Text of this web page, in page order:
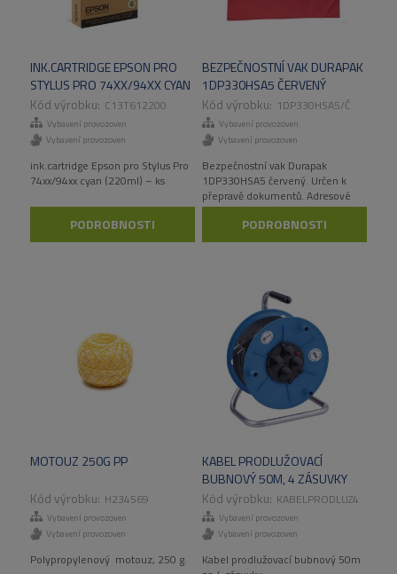
INK.CARTRIDGE EPSON PRO
STYLUS PRO 74XX/94XX CYAN
(220ML)
C13T612200
Vybavení provozoven
Vybavení provozoven
ink.cartridge Epson pro Stylus Pro
74xx/94xx cyan (220ml) – ks
PODROBNOSTI
BEZPEČNOSTNÍ VAK DURAPAK
1DP330HSA5 ČERVENÝ
1DP330HSA5/Č
Vybavení provozoven
Vybavení provozoven
Bezpečnostní vak Durapak
1DP330HSA5 červený. Určen k
přepravě dokumentů. Adresové
okno, velmi odolný materiál.
PODROBNOSTI
MOTOUZ 250G PP
H234569
Vybavení provozoven
Vybavení provozoven
Polypropylenový motouz, 250 g.
KABEL PRODLUŽOVACÍ
BUBNOVÝ 50M, 4 ZÁSUVKY
KABELPRODLUZ4
Vybavení provozoven
Vybavení provozoven
Kabel prodlužovací bubnový 50m